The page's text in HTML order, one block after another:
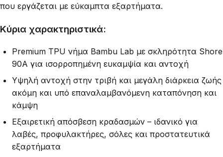
που εργάζεται με εύκαμπτα εξαρτήματα.
Κύρια χαρακτηριστικά:
Premium TPU νήμα Bambu Lab με σκληρότητα Shore
90A για ισορροπημένη ευκαμψία και αντοχή
Υψηλή αντοχή στην τριβή και μεγάλη διάρκεια ζωής
ακόμη και υπό επαναλαμβανόμενη καταπόνηση και
κάμψη
Εξαιρετική απόσβεση κραδασμών – ιδανικό για
λαβές, προφυλακτήρες, σόλες και προστατευτικά
εξαρτήματα